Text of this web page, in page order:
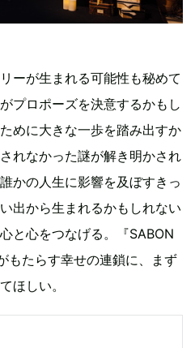
ーが生まれる可能性も秘めて
プロポーズを決意するかもし
めに大きな一歩を踏み出すか
れなかった謎が解き明かされ
かの人生に影響を及ぼすきっ
出から生まれるかもしれない
と心をつなげる。『SABON
たらす幸せの連鎖に、まず
ほしい。